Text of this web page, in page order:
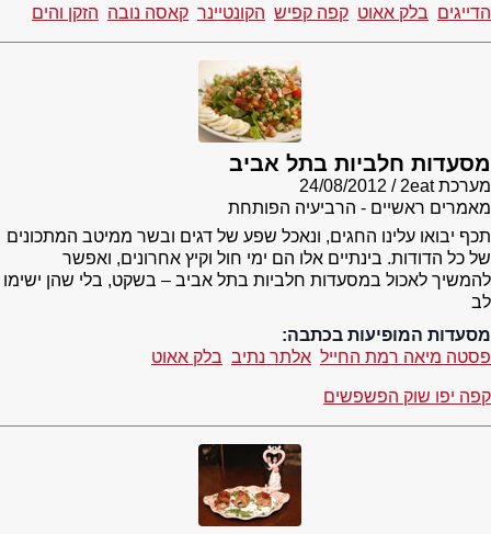
הדייגים בלק אאוט קפה קפיש הקונטיינר קאסה נובה הזקן והים
מסעדות חלביות בתל אביב
מערכת 2eat
24/08/2012
מאמרים ראשיים - הרביעיה הפותחת
תכף יבואו עלינו החגים, ונאכל שפע של דגים ובשר ממיטב המתכונים
של כל הדודות. בינתיים אלו הם ימי חול וקיץ אחרונים, ואפשר
להמשיך לאכול במסעדות חלביות בתל אביב – בשקט, בלי שהן ישימו
לב
מסעדות המופיעות בכתבה:
פסטה מיאה רמת החייל אלתר נתיב בלק אאוט
קפה יפו שוק הפשפשים